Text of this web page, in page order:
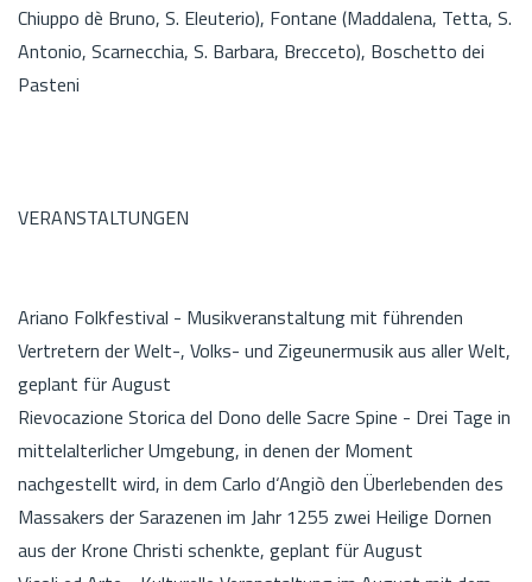
Chiuppo dè Bruno, S. Eleuterio), Fontane (Maddalena, Tetta, S.
Antonio, Scarnecchia, S. Barbara, Brecceto), Boschetto dei
Pasteni
VERANSTALTUNGEN
Ariano Folkfestival - Musikveranstaltung mit führenden
Vertretern der Welt-, Volks- und Zigeunermusik aus aller Welt,
geplant für August
Rievocazione Storica del Dono delle Sacre Spine - Drei Tage in
mittelalterlicher Umgebung, in denen der Moment
nachgestellt wird, in dem Carlo d‘Angiò den Überlebenden des
Massakers der Sarazenen im Jahr 1255 zwei Heilige Dornen
aus der Krone Christi schenkte, geplant für August